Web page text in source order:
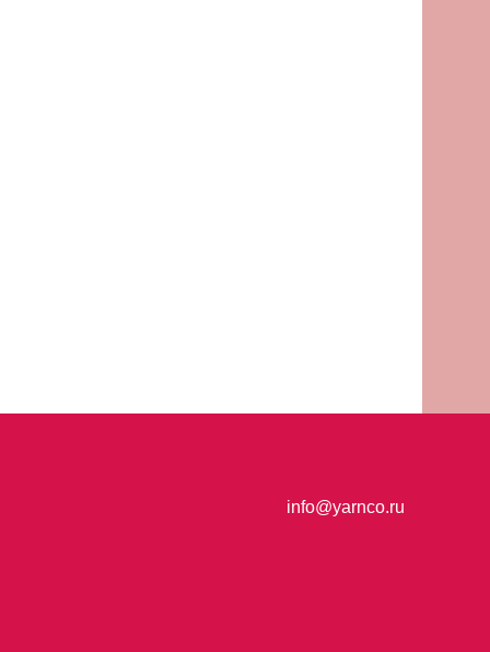
info@yarnco.ru